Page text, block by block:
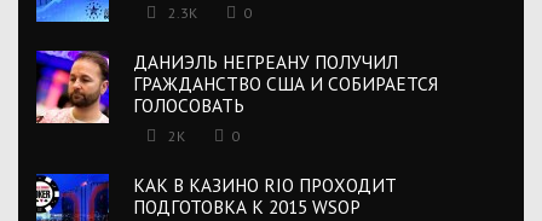
2.3K 0
ДАНИЭЛЬ НЕГРЕАНУ ПОЛУЧИЛ
ГРАЖДАНСТВО США И СОБИРАЕТСЯ
ГОЛОСОВАТЬ
2K 0
КАК В КАЗИНО RIO ПРОХОДИТ
ПОДГОТОВКА К 2015 WSOP